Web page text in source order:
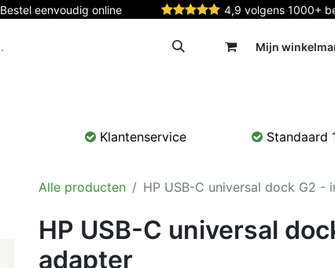
Bestel eenvoudig online 4,9 volgens 1000+
Mijn
Klantenservice Standaard
Alle producten HP USB-C universal dock G2 -
HP USB-C universal
adapter